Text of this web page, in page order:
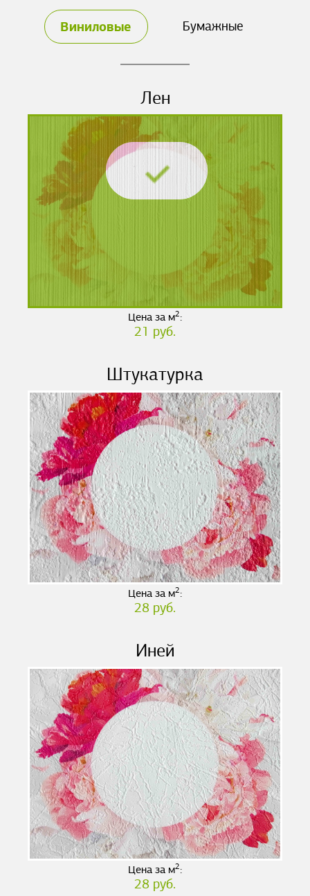
Виниловые Бумажные
Лен
Цена за м2:
21 руб.
Штукатурка
Цена за м2:
28 руб.
Иней
Цена за м2:
28 руб.